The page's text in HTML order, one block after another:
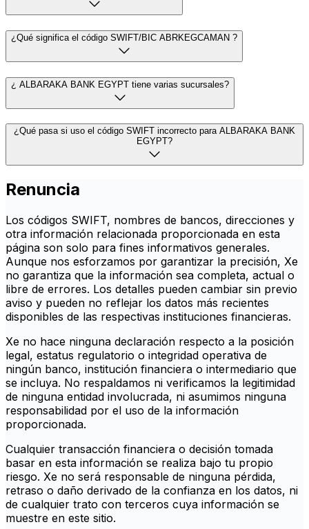
¿Qué significa el código SWIFT/BIC ABRKEGCAMAN ?
¿ ALBARAKA BANK EGYPT tiene varias sucursales?
¿Qué pasa si uso el código SWIFT incorrecto para ALBARAKA BANK
EGYPT?
Renuncia
Los códigos SWIFT, nombres de bancos, direcciones y
otra información relacionada proporcionada en esta
página son solo para fines informativos generales.
Aunque nos esforzamos por garantizar la precisión, Xe
no garantiza que la información sea completa, actual o
libre de errores. Los detalles pueden cambiar sin previo
aviso y pueden no reflejar los datos más recientes
disponibles de las respectivas instituciones financieras.
Xe no hace ninguna declaración respecto a la posición
legal, estatus regulatorio o integridad operativa de
ningún banco, institución financiera o intermediario que
se incluya. No respaldamos ni verificamos la legitimidad
de ninguna entidad involucrada, ni asumimos ninguna
responsabilidad por el uso de la información
proporcionada.
Cualquier transacción financiera o decisión tomada
basar en esta información se realiza bajo tu propio
riesgo. Xe no será responsable de ninguna pérdida,
retraso o daño derivado de la confianza en los datos, ni
de cualquier trato con terceros cuya información se
muestre en este sitio.